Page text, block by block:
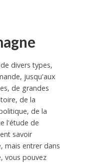
divers types,
jusqu'aux
de grandes
de la
de la
l'étude de
savoir
mais entrer dans
vous pouvez